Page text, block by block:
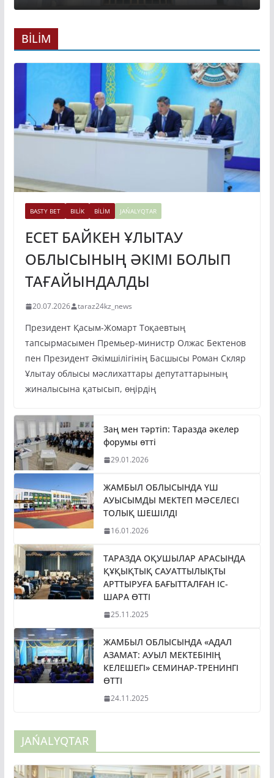
BİLİM
BASTY BET BILİK BİLİM JAŃALYQTAR
ЕСЕТ БАЙКЕН ҰЛЫТАУ
ОБЛЫСЫНЫҢ ӘКІМІ БОЛЫП
ТАҒАЙЫНДАЛДЫ
20.07.2026 taraz24kz_news
Президент Қасым-Жомарт Тоқаевтың
тапсырмасымен Премьер-министр Олжас Бектенов
пен Президент Әкімшілігінің Басшысы Роман Скляр
Ұлытау облысы мәслихаттары депутаттарының
жиналысына қатысып, өңірдің
Заң мен тәртіп: Таразда әкелер
форумы өтті
29.01.2026
ЖАМБЫЛ ОБЛЫСЫНДА ҮШ
АУЫСЫМДЫ МЕКТЕП МӘСЕЛЕСІ
ТОЛЫҚ ШЕШІЛДІ
16.01.2026
ТАРАЗДА ОҚУШЫЛАР АРАСЫНДА
ҚҰҚЫҚТЫҚ САУАТТЫЛЫҚТЫ
АРТТЫРУҒА БАҒЫТТАЛҒАН ІС-
ШАРА ӨТТІ
25.11.2025
ЖАМБЫЛ ОБЛЫСЫНДА «АДАЛ
АЗАМАТ: АУЫЛ МЕКТЕБІНІҢ
КЕЛЕШЕГІ» СЕМИНАР-ТРЕНИНГІ
ӨТТІ
24.11.2025
JAŃALYQTAR